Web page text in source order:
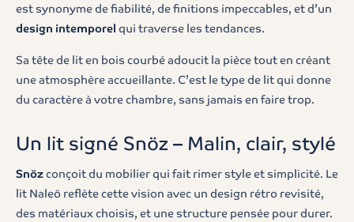
est synonyme de fiabilité, de finitions impeccables, et d’un
design intemporel qui traverse les tendances.
Sa tête de lit en bois courbé adoucit la pièce tout en créant
une atmosphère accueillante. C’est le type de lit qui donne
du caractère à votre chambre, sans jamais en faire trop.
Un lit signé Snöz – Malin, clair, stylé
Snözconçoit du mobilier qui fait rimer style et simplicité. Le
lit Naleö reflète cette vision avec un design rétro revisité,
des matériaux choisis, et une structure pensée pour durer.